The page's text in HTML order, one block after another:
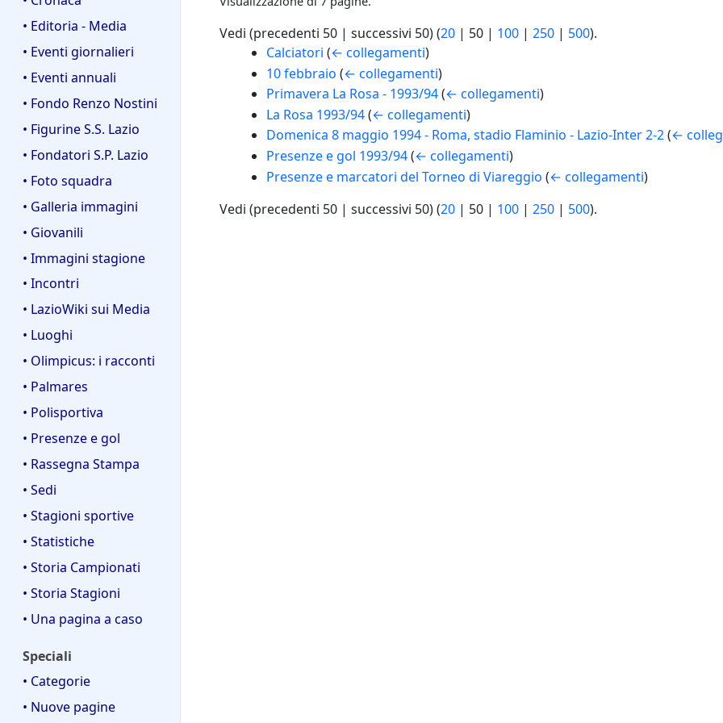
• Editoria - Media
• Eventi giornalieri
• Eventi annuali
• Fondo Renzo Nostini
• Figurine S.S. Lazio
• Fondatori S.P. Lazio
• Foto squadra
• Galleria immagini
• Giovanili
• Immagini stagione
• Incontri
• LazioWiki sui Media
• Luoghi
• Olimpicus: i racconti
• Palmares
• Polisportiva
• Presenze e gol
• Rassegna Stampa
• Sedi
• Stagioni sportive
• Statistiche
• Storia Campionati
• Storia Stagioni
• Una pagina a caso
Speciali
• Categorie
• Nuove pagine
Vedi (precedenti 50 | successivi 50) (20 | 50 | 100 | 250 | 500).
Calciatori (← collegamenti)
10 febbraio (← collegamenti)
Primavera La Rosa - 1993/94 (← collegamenti)
La Rosa 1993/94 (← collegamenti)
Domenica 8 maggio 1994 - Roma, stadio Flaminio - Lazio-Inter 2-2 (←
Presenze e gol 1993/94 (← collegamenti)
Presenze e marcatori del Torneo di Viareggio (← collegamenti)
Vedi (precedenti 50 | successivi 50) (20 | 50 | 100 | 250 | 500).